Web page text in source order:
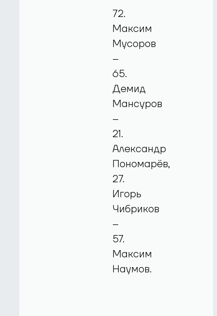
72.
Максим
Мусоров
–
65.
Демид
Мансуров
–
21.
Александр
Пономарёв,
27.
Игорь
Чибриков
–
57.
Максим
Наумов.